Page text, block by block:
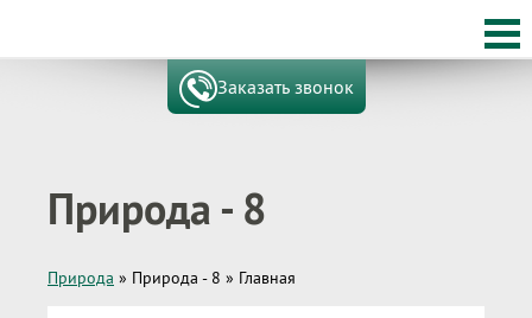
Заказать звонок
Природа - 8
Природа » Природа - 8 » Главная